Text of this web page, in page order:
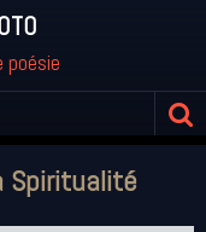
poésie
Spiritualité